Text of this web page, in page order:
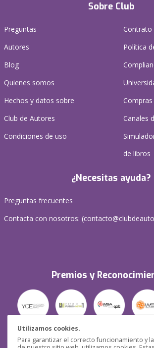
Utilizamos cookies.
Para garantizar el correcto funcionamiento y
Sobre Club
Preguntas
Autores
Blog
Quienes somos
Hechos y datos sobre
Club de Autores
Condiciones de uso
Contrato
Política
Canales
de libros
¿Necesitas ayuda?
Preguntas frecuentes
Contacta con nosotros: (
Premios y
Seguridad